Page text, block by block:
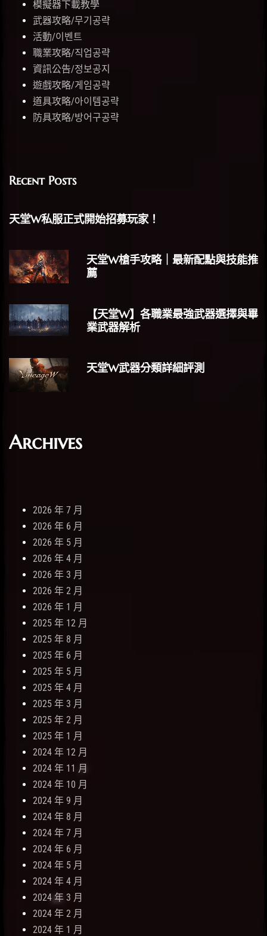
模擬器下載教學
武器攻略/무기공략
活動/이벤트
職業攻略/직업공략
資訊公告/정보공지
遊戲攻略/게임공략
道具攻略/아이템공략
防具攻略/방어구공략
Recent Posts
天堂W私服正式開始招募玩家！
天堂W槍手攻略｜最新配點與技能推
薦
【天堂W】各職業最強武器選擇與畢
業武器解析
天堂W武器分類詳細評測
Archives
2026 年 7 月
2026 年 6 月
2026 年 5 月
2026 年 4 月
2026 年 3 月
2026 年 2 月
2026 年 1 月
2025 年 12 月
2025 年 8 月
2025 年 6 月
2025 年 5 月
2025 年 4 月
2025 年 3 月
2025 年 2 月
2025 年 1 月
2024 年 12 月
2024 年 11 月
2024 年 10 月
2024 年 9 月
2024 年 8 月
2024 年 7 月
2024 年 6 月
2024 年 5 月
2024 年 4 月
2024 年 3 月
2024 年 2 月
2024 年 1 月